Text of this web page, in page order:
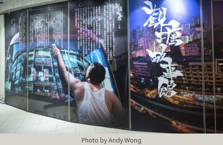
Photo by Andy Wong